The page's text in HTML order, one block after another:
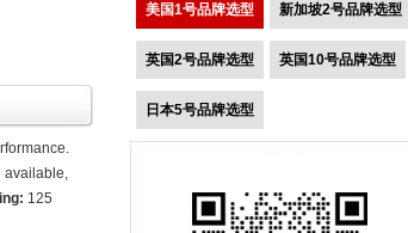
available,
125
美国1号品牌选型 新加坡2号品牌选型
英国2号品牌选型 英国10号品牌选型
日本5号品牌选型